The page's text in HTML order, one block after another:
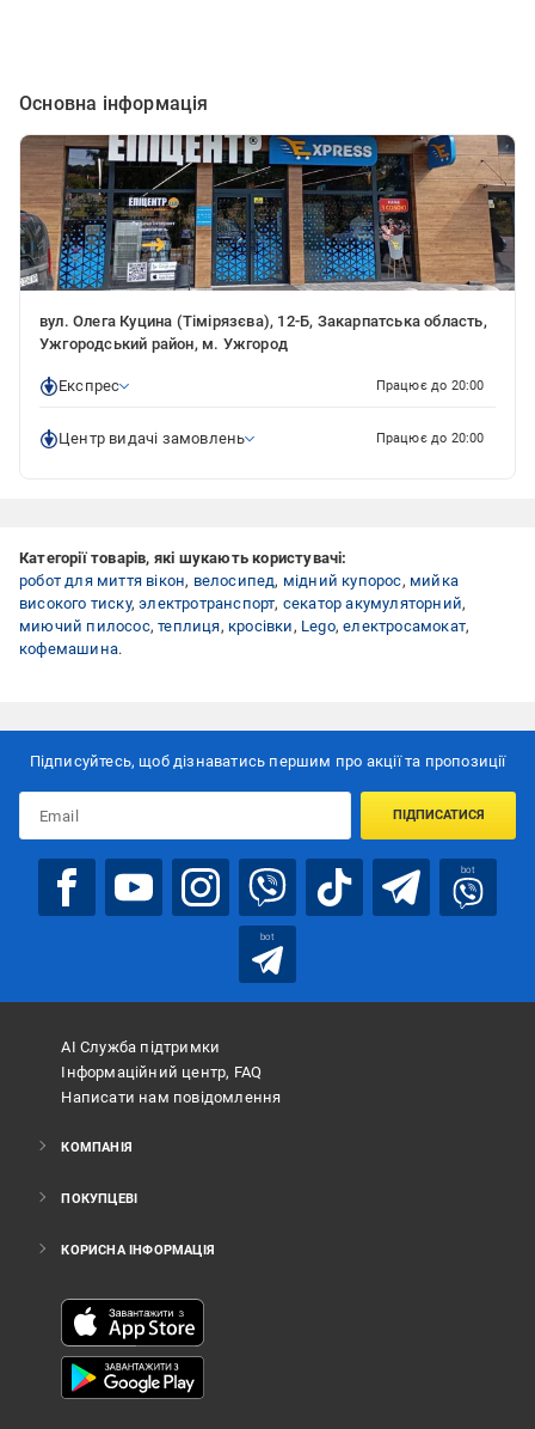
Основна інформація
вул. Олега Куцина (Тімірязєва), 12-Б, Закарпатська область,
Ужгородський район, м. Ужгород
Експрес Працює до 20:00
Центр видачі замовлень Працює до 20:00
Категорії товарів, які шукають користувачі:
робот для миття вікон, велосипед, мідний купорос, мийка
високого тиску,электротранспорт, секатор акумуляторний,
миючий пилосос,теплиця, кросівки, Lego,електросамокат,
кофемашина.
Підписуйтесь, щоб дізнаватись першим про акції та пропозиції
ПІДПИСАТИСЯ
bot
bot
АІ Служба підтримки
Інформаційний центр, FAQ
Написати нам повідомлення
КОМПАНІЯ
ПОКУПЦЕВІ
КОРИСНА ІНФОРМАЦІЯ